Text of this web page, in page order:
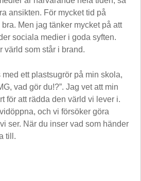
ansikten. För mycket tid på
Men jag tänker mycket på att
sociala medier i goda syften.
värld som står i brand.
ett plastsugrör på min skola,
vad gör du!?”. Jag vet att min
för att rädda den värld vi lever i.
och vi försöker göra
ser. När du inser vad som händer
till.